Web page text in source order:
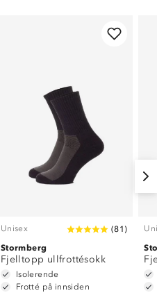
Unisex (81 )
Stormberg
Fjelltopp ullfrottésokk
Isolerende
Frotté på innsiden